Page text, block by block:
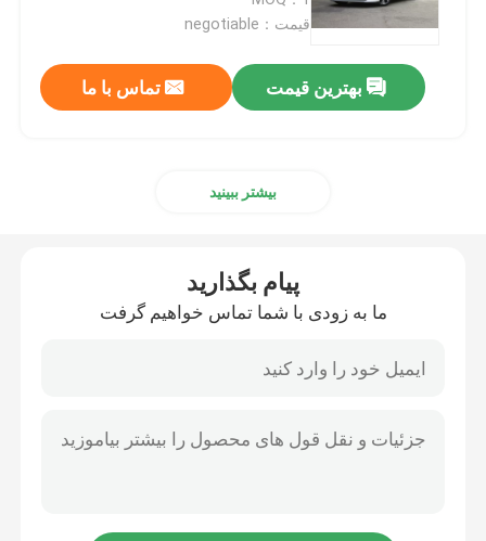
ماشین الکتریکی MPV
قیمت：negotiable
بهترین قیمت تماس با ما
بیشتر ببینید
پیام بگذارید
ما به زودی با شما تماس خواهیم گرفت